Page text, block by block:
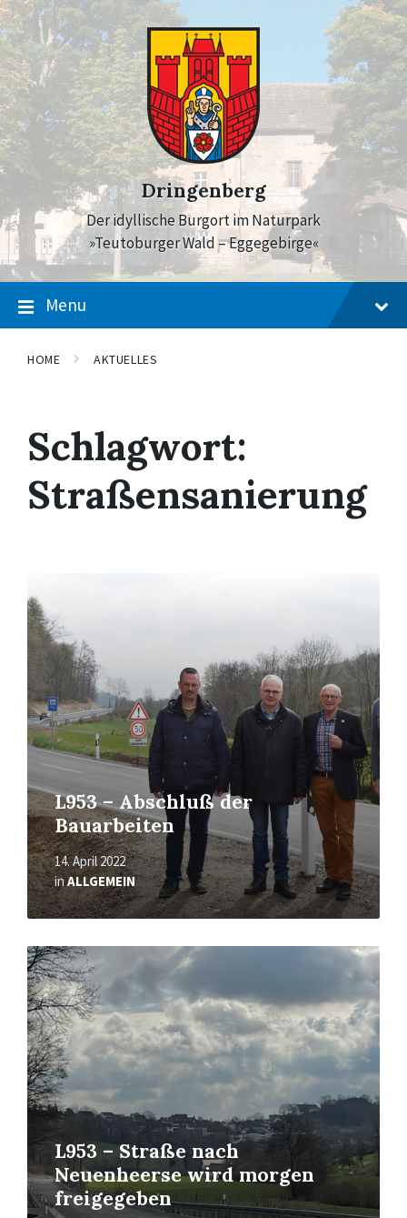
Skip
to
content
Skip
to
main
navigation
Skip
to
footer
Dringenberg
Der idyllische Burgort im Naturpark
»Teutoburger Wald – Eggegebirge«
Menu
HOME AKTUELLES
Schlagwort:
Straßensanierung
L953 – Abschluß der
Bauarbeiten
14. April 2022
inALLGEMEIN
More
L953 – Straße nach
Neuenheerse wird morgen
freigegeben
Read
More